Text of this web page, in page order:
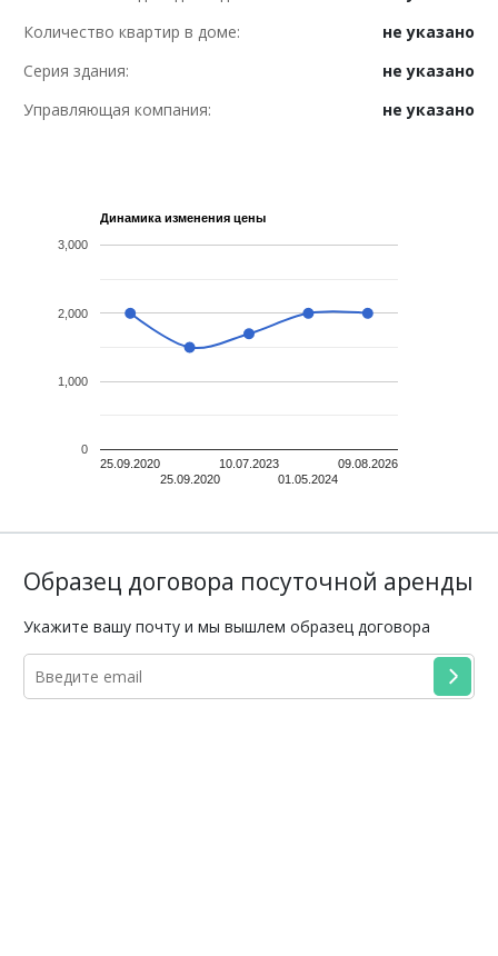
Количество квартир в доме:
не указано
Серия здания:
не указано
Управляющая компания:
не указано
Динамика изменения цены
25.09.2020
25.09.2020
10.07.2023
01.05.2024
09.08.2026
0
1,000
2,000
3,000
Образец договора посуточной аренды
Укажите вашу почту и мы вышлем образец договора